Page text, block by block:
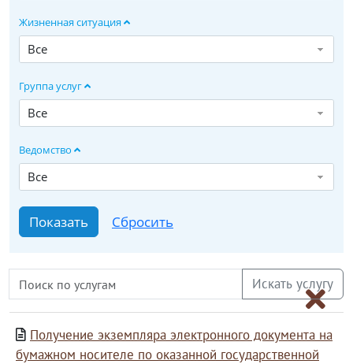
Жизненная ситуация
Все
Группа услуг
Все
Ведомство
Все
Получение экземпляра электронного документа на
бумажном носителе по оказанной государственной